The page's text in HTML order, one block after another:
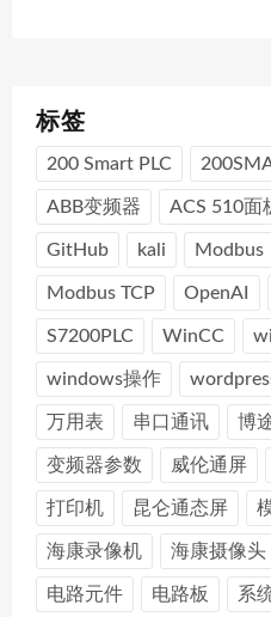
标签
200 Smart PLC
ABB变频器 ACS 510面
GitHub kali Modbus
Modbus TCP OpenAI
S7200PLC WinCC
windows操作
万用表 串口通讯 博
变频器参数 威伦通屏
打印机 昆仑通态屏
海康录像机 海康摄像头
电路元件 电路板 系